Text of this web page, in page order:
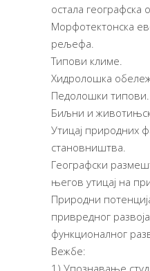
остала географска
Морфотектонска
рељефа.
Типови климе.
Хидролошка
Педолошки типови.
Биљни и
Утицај природних
становништва.
Географски
његов утицај на
Природни
привредног
функционалног
Вежбе: